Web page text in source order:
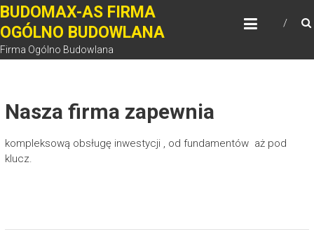
Skip
content
BUDOMAX-AS FIRMA
OGÓLNO BUDOWLANA
Firma Ogólno Budowlana
Nasza firma zapewnia
kompleksową obsługę inwestycji , od fundamentów aż pod
klucz.